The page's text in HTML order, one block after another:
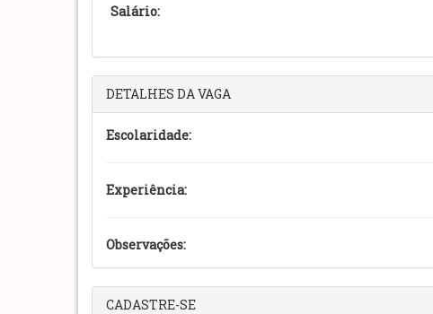
Salário:
DETALHES DA VAGA
Escolaridade:
Experiência:
Observações:
CADASTRE-SE